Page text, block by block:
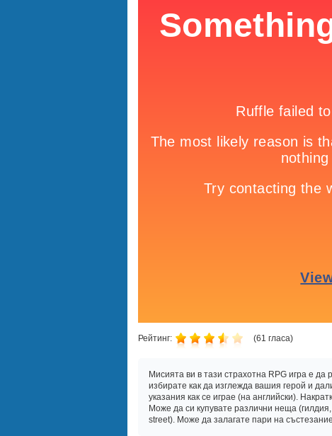
Рейтинг: (61 гласа)
Мисията ви в тази страхотна RPG игра е да
избирате как да изглежда вашия герой и
указания как се играе (на английски).
Може да си купувате различни неща
street). Може да залагате пари на